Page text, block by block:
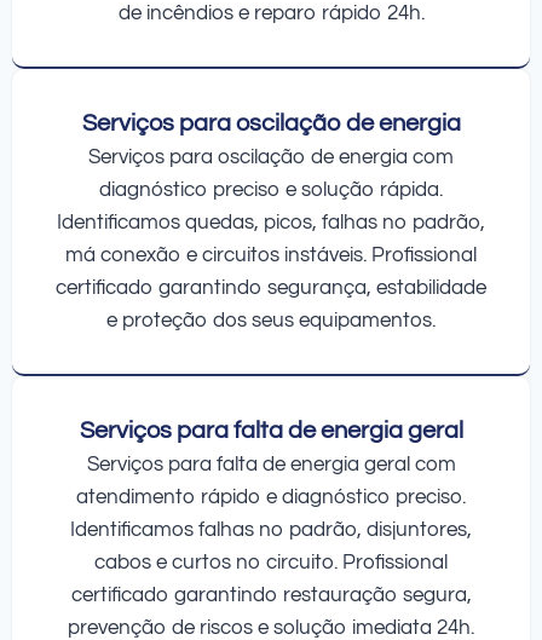
de incêndios e reparo rápido 24h.
Serviços para oscilação de energia
Serviços para oscilação de energia com
diagnóstico preciso e solução rápida.
Identificamos quedas, picos, falhas no padrão,
má conexão e circuitos instáveis. Profissional
certificado garantindo segurança, estabilidade
e proteção dos seus equipamentos.
Serviços para falta de energia geral
Serviços para falta de energia geral com
atendimento rápido e diagnóstico preciso.
Identificamos falhas no padrão, disjuntores,
cabos e curtos no circuito. Profissional
certificado garantindo restauração segura,
prevenção de riscos e solução imediata 24h.